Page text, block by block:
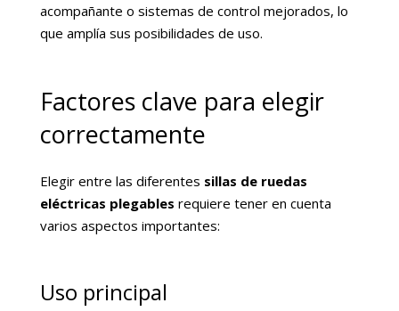
acompañante o sistemas de control mejorados, lo
que amplía sus posibilidades de uso.
Factores clave para elegir
correctamente
Elegir entre las diferentes sillas de ruedas
eléctricas plegables requiere tener en cuenta
varios aspectos importantes:
Uso principal